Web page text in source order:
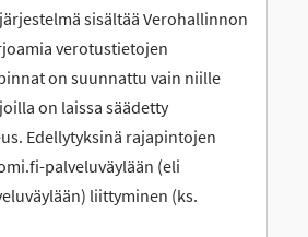
sisältää Verohallinnon
verotustietojen
on suunnattu vain niille
on laissa säädetty
Edellytyksinä rajapintojen
palveluväylään (eli
liittyminen (ks.